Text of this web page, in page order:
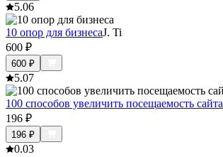
5.06
10 опор для бизнесаJ. Ti
600 ₽
600 ₽
5.07
100 способов увеличить посещаемость сайта
196 ₽
196 ₽
0.03